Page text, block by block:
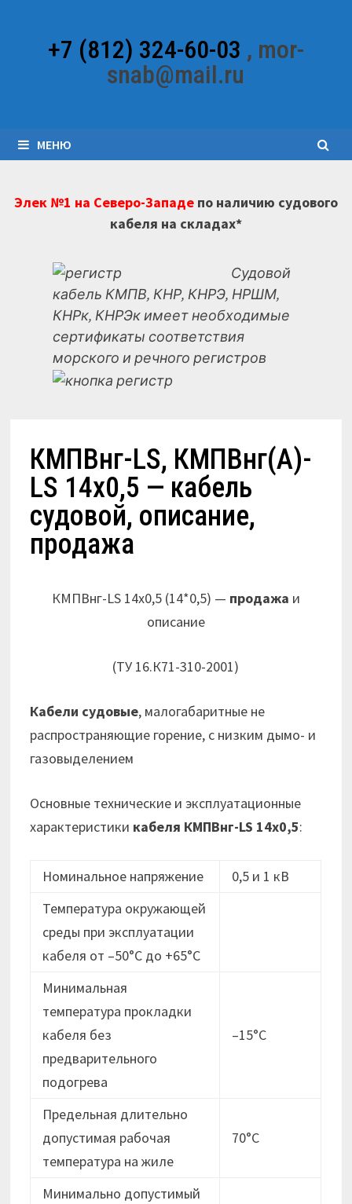
содержимому+7 (812) 324-60-03 , mor-
snab@mail.ru
МЕНЮ
Элек №1 на Северо-Западепо наличию судового
кабеля на складах*
Судовой
кабель КМПВ, КНР, КНРЭ, НРШМ,
КНРк, КНРЭк имеет необходимые
сертификаты соответствия
морского и речного регистров
КМПВнг-LS, КМПВнг(А)-
LS 14х0,5 — кабель
судовой, описание,
продажа
КМПВнг-LS 14х0,5 (14*0,5) — продажа и
описание
(ТУ 16.К71-310-2001)
Кабели судовые, малогабаритные не
распространяющие горение, с низким дымо- и
газовыделением
Основные технические и эксплуатационные
характеристики кабеля КМПВнг-LS 14х0,5:
Номинальное напряжение
0,5 и 1 кВ
Температура окружающей
среды при эксплуатации
кабеля от –50°C до +65°C
Минимальная
температура прокладки
кабеля без
предварительного
подогрева
–15°C
Предельная длительно
допустимая рабочая
температура на жиле
70°C
Минимально допустимый